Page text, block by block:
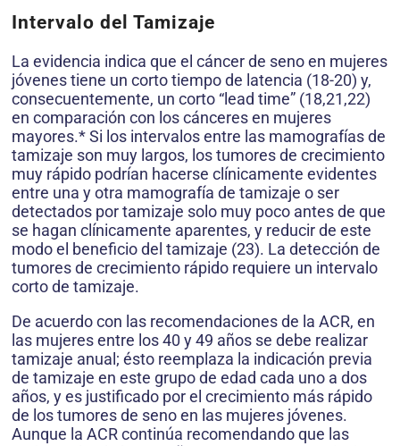
Intervalo del Tamizaje
La evidencia indica que el cáncer de seno en mujeres
jóvenes tiene un corto tiempo de latencia (18-20) y,
consecuentemente, un corto “lead time” (18,21,22)
en comparación con los cánceres en mujeres
mayores.* Si los intervalos entre las mamografías de
tamizaje son muy largos, los tumores de crecimiento
muy rápido podrían hacerse clínicamente evidentes
entre una y otra mamografía de tamizaje o ser
detectados por tamizaje solo muy poco antes de que
se hagan clínicamente aparentes, y reducir de este
modo el beneficio del tamizaje (23). La detección de
tumores de crecimiento rápido requiere un intervalo
corto de tamizaje.
De acuerdo con las recomendaciones de la ACR, en
las mujeres entre los 40 y 49 años se debe realizar
tamizaje anual; ésto reemplaza la indicación previa
de tamizaje en este grupo de edad cada uno a dos
años, y es justificado por el crecimiento más rápido
de los tumores de seno en las mujeres jóvenes.
Aunque la ACR continúa recomendando que las